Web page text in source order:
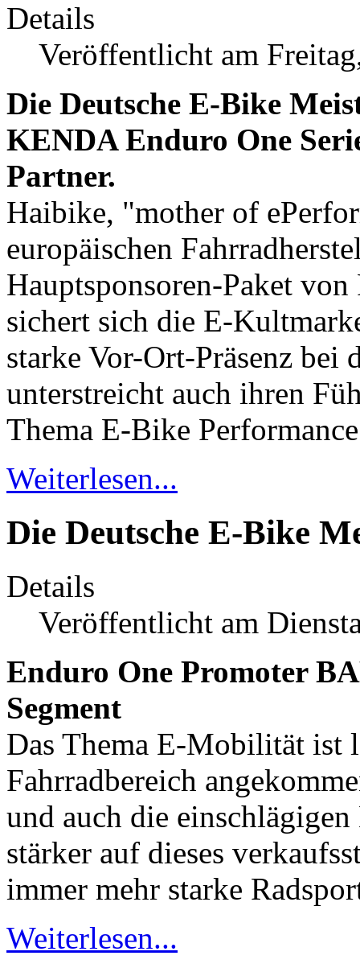
Details
Veröffentlicht am
Die Deutsche E-Bike
KENDA Enduro One
Partner.
Haibike, "mother of
europäischen
Hauptsponsoren-Paket
sichert sich die E-
starke Vor-Ort-Präsenz bei
unterstreicht auch ihren
Thema E-Bike
Weiterlesen...
Die Deutsche E-Bike
Details
Veröffentlicht am
Enduro One Promoter
Segment
Das Thema E-Mobilität ist
Fahrradbereich
und auch die
stärker auf dieses
immer mehr starke
Weiterlesen...